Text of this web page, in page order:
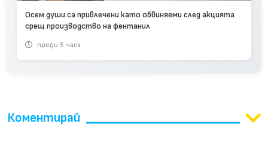
Осем души са привлечени като обвиняеми след акцията
срещ производство на фентанил
преди 5 часа
Коментирай